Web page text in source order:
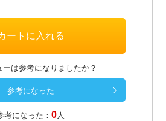
ーは参考になりましたか？
考になった：0人